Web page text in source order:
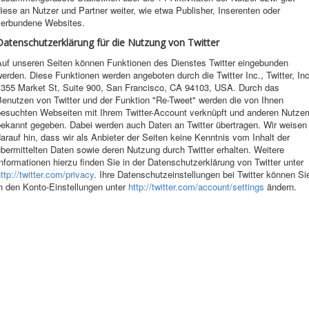
an Nutzer und Partner weiter, wie etwa Publisher, Inserenten oder
Websites.
für die Nutzung von Twitter
unseren Seiten können Funktionen des Dienstes Twitter eingebunden
Diese Funktionen werden angeboten durch die Twitter Inc., Twitter,
Market St, Suite 900, San Francisco, CA 94103, USA. Durch das
von Twitter und der Funktion "Re-Tweet" werden die von Ihnen
Webseiten mit Ihrem Twitter-Account verknüpft und anderen
gegeben. Dabei werden auch Daten an Twitter übertragen. Wir weisen
hin, dass wir als Anbieter der Seiten keine Kenntnis vom Inhalt der
Daten sowie deren Nutzung durch Twitter erhalten. Weitere
hierzu finden Sie in der Datenschutzerklärung von Twitter unter
twitter.com/privacy. Ihre Datenschutzeinstellungen bei Twitter können
den Konto-Einstellungen unter http://twitter.com/account/settings ändern.